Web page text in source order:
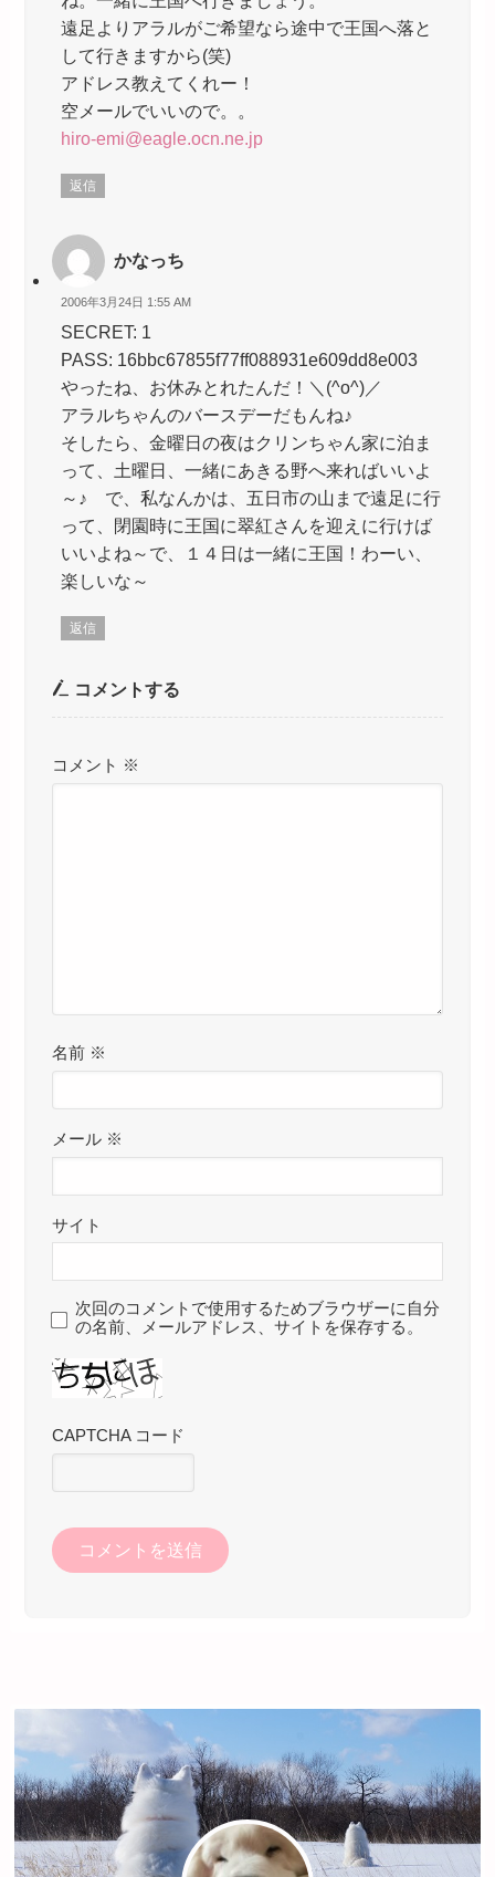
遠足よりアラルがご希望なら途中で王国へ落と
して行きますから(笑)
アドレス教えてくれー！
空メールでいいので。。
hiro-emi@eagle.ocn.ne.jp
返信
かなっち
2006年3月24日 1:55 AM
SECRET: 1
PASS: 16bbc67855f77ff088931e609dd8e003
やったね、お休みとれたんだ！＼(^o^)／
アラルちゃんのバースデーだもんね♪
そしたら、金曜日の夜はクリンちゃん家に泊ま
って、土曜日、一緒にあきる野へ来ればいいよ
～♪ で、私なんかは、五日市の山まで遠足に行
って、閉園時に王国に翠紅さんを迎えに行けば
いいよね～で、１４日は一緒に王国！わーい、
楽しいな～
返信
コメントする
コメント ※
名前 ※
メール ※
サイト
次回のコメントで使用するためブラウザーに自分
の名前、メールアドレス、サイトを保存する。
CAPTCHA コード